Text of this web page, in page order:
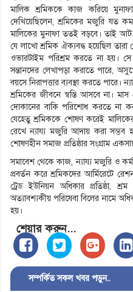
মালিক শ্রমিককে কাজ করিয়ে
দেখিয়েছিলেন, শ্রমিকের মজুরি যত
মালিকের মুনাফা ততই বড়বে। তাই আট
যে লাখো শ্রমিক ঐক্যবদ্ধ হয়েছিল
ওভারটাইম পরিশ্রম করতে না হয়।
সন্তানদের লেখাপড়া করাতে পারে,
বয়সে নিরাপত্তার ব্যবস্থা করতে পারে।
শ্রমিকের জীবনে স্বস্তি আসবে না।
দোকানের বাকি পরিশোধ করতে না
যেহেতু শ্রমিককে শোষণ করেই
রেখে ন্যায্য মজুরি আদায় করা
শোষণহীন সমাজ প্রতিষ্ঠার সংগ্রাম
সমাবেশ থেকে কাজ, ন্যায্য মজুরি ও
প্রবর্তন করে শ্রমিকদের আর্মিরেটে
ট্রেড ইউনিয়ন অধিকার প্রতিষ্ঠা,
অত্যাবশ্যকীয় পরিষেবা বিলের নামে
হয়।
শেয়ার করুন...
সম্পর্কিত সকল খবর পড়ুন..